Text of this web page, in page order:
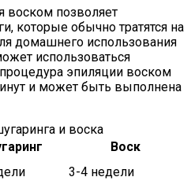
воском позволяет
которые обычно тратятся на
домашнего использования
использоваться
эпиляции воском
и может быть выполнена
и воска
Воск
3-4 недели